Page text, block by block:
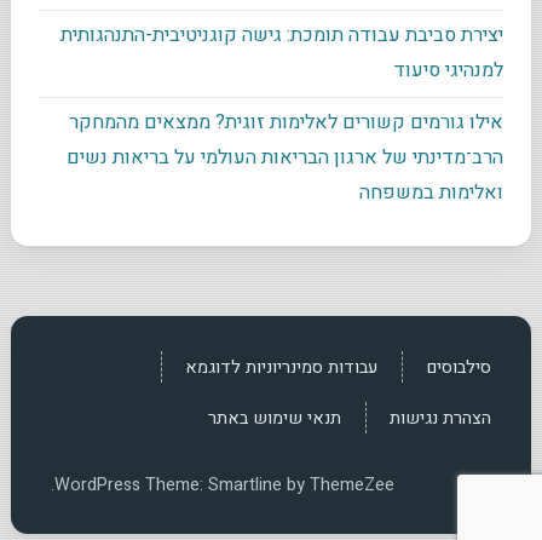
יצירת סביבת עבודה תומכת: גישה קוגניטיבית-התנהגותית
למנהיגי סיעוד
אילו גורמים קשורים לאלימות זוגית? ממצאים מהמחקר
הרב־מדינתי של ארגון הבריאות העולמי על בריאות נשים
ואלימות במשפחה
סילבוסים עבודות סמינריוניות לדוגמא
הצהרת נגישות תנאי שימוש באתר
WordPress Theme: Smartline by ThemeZee.